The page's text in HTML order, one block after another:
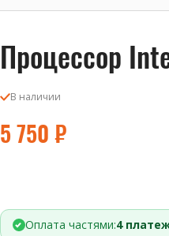
Процессор
В наличии
5 750₽
Оплата частями:4